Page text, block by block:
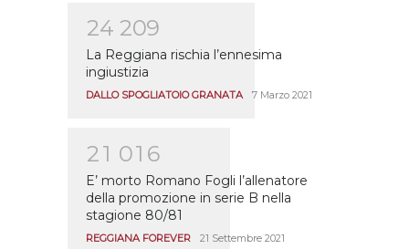
24 209
La Reggiana rischia l’ennesima
ingiustizia
DALLO SPOGLIATOIO GRANATA 7 Marzo 2021
21 01 6
E’ morto Romano Fogli l’allenatore
della promozione in serie B nella
stagione 80/81
REGGIANA FOREVER 21 Settembre 2021